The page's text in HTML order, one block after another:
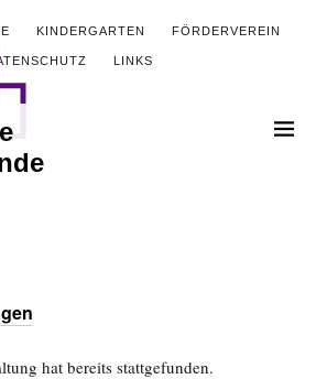
KINDERGARTEN FÖRDERVEREIN
LINKS
hat bereits stattgefunden.